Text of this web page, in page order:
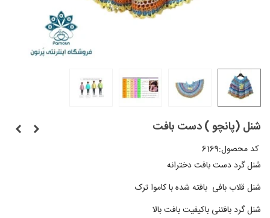
شنل (پانچو ) دست بافت
کد محصول:6169
شنل گرد دست بافت دخترانه
شنل قلاب بافی بافته شده با کاموا ترک
شنل گرد بافتنی باکیفیت بافت بالا